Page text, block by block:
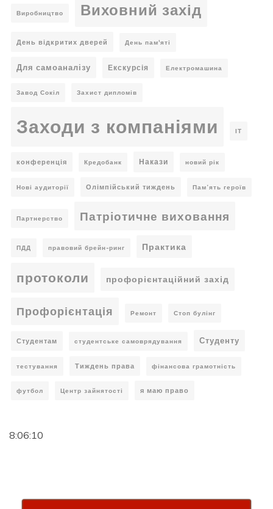
Виробництво Виховний захід
День відкритих дверей День пам'яті
Для самоаналізу Екскурсія Електромашина
Завод Сокіл Захист дипломів
Заходи з компаніями ІТ
конференція Кредобанк Накази новий рік
Нові аудиторії Олімпійський тиждень Пам’ять героїв
Партнерство Патріотичне виховання
ПДД правовий брейн-ринг Практика
протоколи профорієнтаційний захід
Профорієнтація Ремонт Стоп булінг
Студентам студентське самоврядування Студенту
тестування Тиждень права фінансова грамотність
футбол Центр зайнятості я маю право
8:06:10